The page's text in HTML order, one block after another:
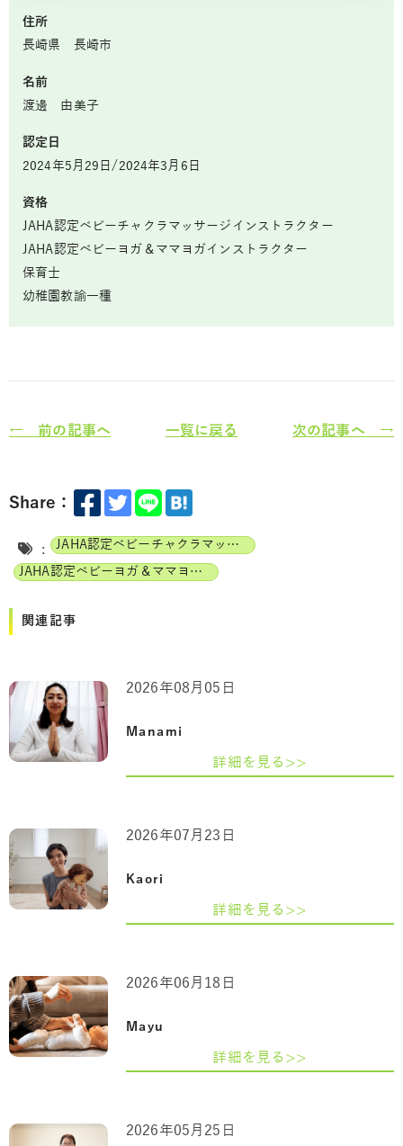
住所
長崎県 長崎市
名前
渡邊 由美子
認定日
2024年5月29日/2024年3月6日
資格
JAHA認定ベビーチャクラマッサージインストラクター
JAHA認定ベビーヨガ＆ママヨガインストラクター
保育士
幼稚園教諭一種
← 前の記事へ 一覧に戻る 次の記事へ →
Share：
:
JAHA認定ベビーチャクラマッサージインストラクター
JAHA認定ベビーヨガ＆ママヨガインストラクター
関連記事
Manami
2026年08月05日
詳細を見る>>
Kaori
2026年07月23日
詳細を見る>>
Mayu
2026年06月18日
詳細を見る>>
2026年05月25日